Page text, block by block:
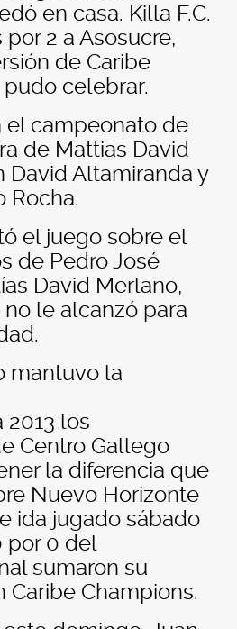
en casa. Killa F.C.
2 a Asosucre,
de Caribe
celebrar.
el campeonato de
de Mattias David
David Altamiranda y
Rocha.
el juego sobre el
de Pedro José
David Merlano,
le alcanzó para
mantuvo la
2013 los
Centro Gallego
la diferencia que
Nuevo Horizonte
ida jugado sábado
por 0 del
sumaron su
Caribe Champions.